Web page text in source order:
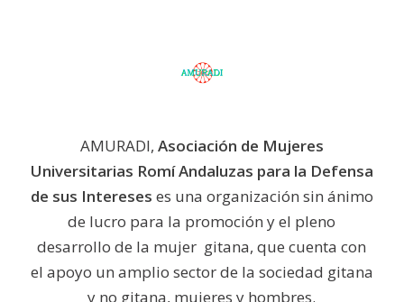
AMURADI, Asociación de Mujeres
Universitarias Romí Andaluzas para la Defensa
de sus Intereses es una organización sin ánimo
de lucro para la promoción y el pleno
desarrollo de la mujer gitana, que cuenta con
el apoyo un amplio sector de la sociedad gitana
y no gitana, mujeres y hombres.